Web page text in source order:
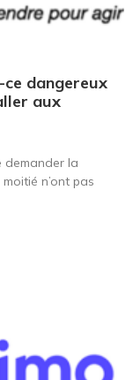
dangereux
aux
demander la
n’ont pas